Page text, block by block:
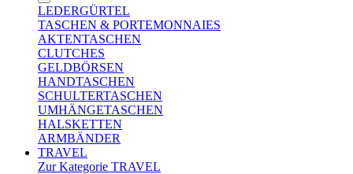
LEDERGÜRTEL
TASCHEN & PORTEMONNAIES
AKTENTASCHEN
CLUTCHES
GELDBÖRSEN
HANDTASCHEN
SCHULTERTASCHEN
UMHÄNGETASCHEN
HALSKETTEN
ARMBÄNDER
TRAVEL
Zur Kategorie TRAVEL